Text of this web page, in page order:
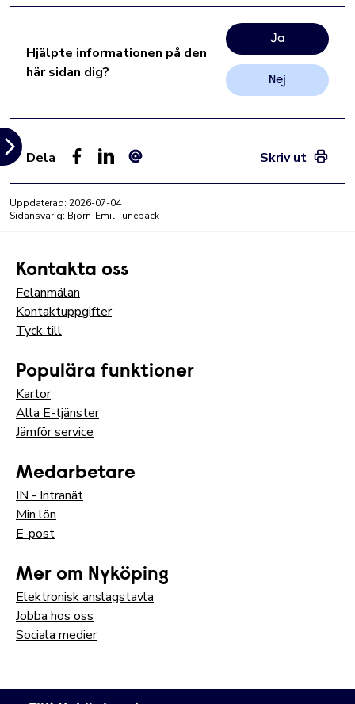
Hjälpte informationen på den
här sidan dig?
Ja
Nej
Dela
Skriv ut
Uppdaterad: 2026-07-04
Sidansvarig: Björn-Emil Tunebäck
Kontakta oss
Felanmälan
Kontaktuppgifter
Tyck till
Populära funktioner
Kartor
Alla E-tjänster
Jämför service
Medarbetare
IN - Intranät
Min lön
E-post
Mer om Nyköping
Elektronisk anslagstavla
Jobba hos oss
Sociala medier